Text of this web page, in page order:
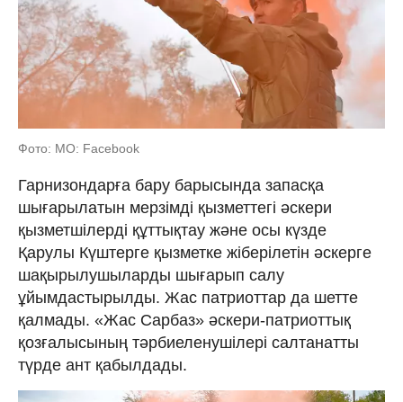
Фото: МО: Facebook
Гарнизондарға бару барысында запасқа
шығарылатын мерзімді қызметтегі әскери
қызметшілерді құттықтау және осы күзде
Қарулы Күштерге қызметке жіберілетін әскерге
шақырылушыларды шығарып салу
ұйымдастырылды. Жас патриоттар да шетте
қалмады. «Жас Сарбаз» әскери-патриоттық
қозғалысының тәрбиеленушілері салтанатты
түрде ант қабылдады.